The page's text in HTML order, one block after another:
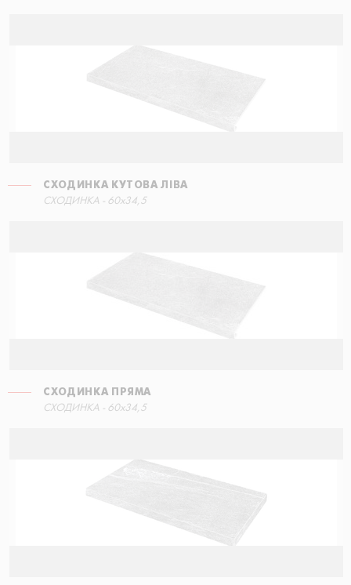
СХОДИНКА КУТОВА ЛІВА
СХОДИНКА - 60x34,5
СХОДИНКА ПРЯМА
СХОДИНКА - 60x34,5